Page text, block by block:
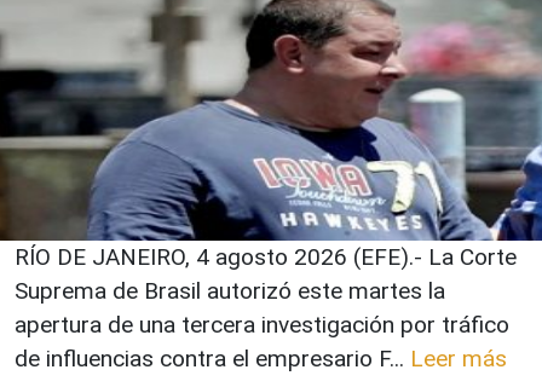
RÍO DE JANEIRO, 4 agosto 2026 (EFE).- La Corte
Suprema de Brasil autorizó este martes la
apertura de una tercera investigación por tráfico
de influencias contra el empresario F... Leer más